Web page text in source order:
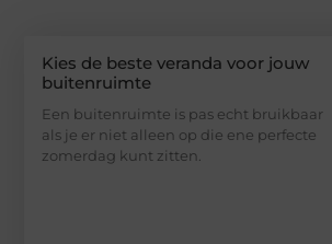
Kies de beste veranda voor jouw
buitenruimte
Een buitenruimte is pas echt bruikbaar
als je er niet alleen op die ene perfecte
zomerdag kunt zitten.